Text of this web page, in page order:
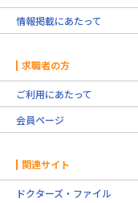
情報掲載にあたって
求職者の方
ご利用にあたって
会員ページ
関連サイト
ドクターズ・ファイル